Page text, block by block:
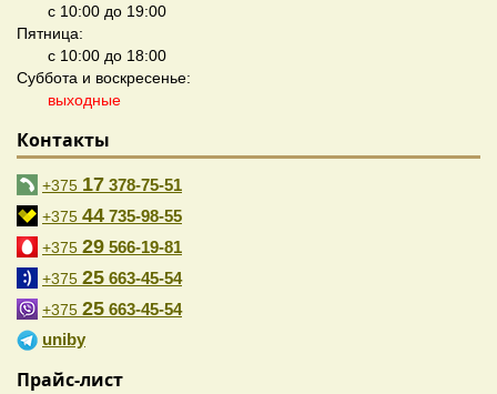
с 10:00 до 19:00
Пятница:
с 10:00 до 18:00
Суббота и воскресенье:
выходные
Контакты
+375 17 378-75-51
+375 44 735-98-55
+375 29 566-19-81
+375 25 663-45-54
+375 25 663-45-54
uniby
Прайс-лист